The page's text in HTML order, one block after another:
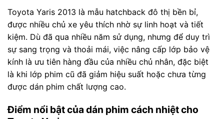
Toyota Yaris 2013 là mẫu hatchback đô thị bền bỉ,
được nhiều chủ xe yêu thích nhờ sự linh hoạt và tiết
kiệm. Dù đã qua nhiều năm sử dụng, nhưng để duy trì
sự sang trọng và thoải mái, việc nâng cấp lớp bảo vệ
kính là ưu tiên hàng đầu của nhiều chủ nhân, đặc biệt
là khi lớp phim cũ đã giảm hiệu suất hoặc chưa từng
được dán phim chất lượng cao.
Điểm nổi bật của dán phim cách nhiệt cho